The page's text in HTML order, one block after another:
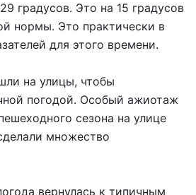
градусов. Это на 15 градусов
нормы. Это практически в
для этого времени.
на улицы, чтобы
погодой. Особый ажиотаж
сезона на улице
множество
вернулась к типичным